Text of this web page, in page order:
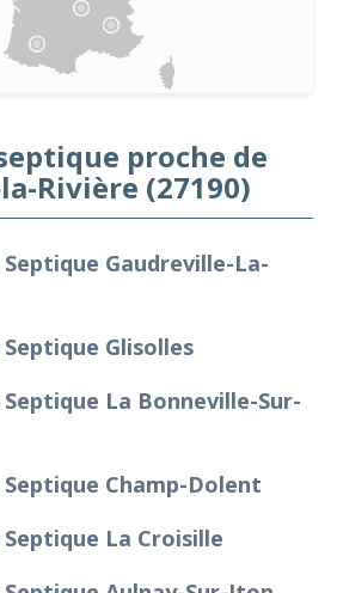
proche de
Rivière (27190)
Septique Gaudreville-La-
Septique Glisolles
Septique La Bonneville-Sur-
Septique Champ-Dolent
Septique La Croisille